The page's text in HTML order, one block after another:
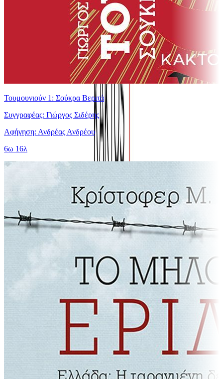
Τουμουνιούν 1: Σούκρα Βεριτά
Συγγραφέας: Γιώργος Σιδέρης
Αφήγηση: Ανδρέας Ανδρέου
6ω 16λ